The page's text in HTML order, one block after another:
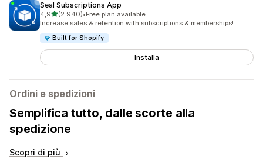
Seal Subscriptions App
4,9stelle su 5
(2.940)
2940 recensioni totali
•Free plan available
Increase sales & retention with subscriptions & memberships!
Built for Shopify
Installa
Ordini e spedizioni
Semplifica tutto, dalle scorte alla
spedizione
Scopri di più